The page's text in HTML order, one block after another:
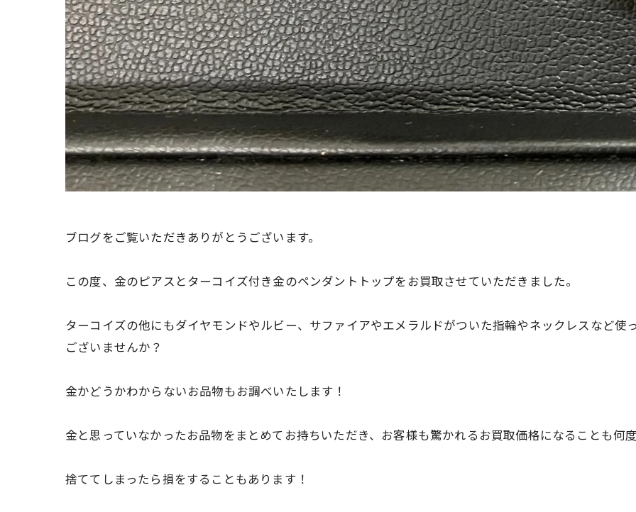
ブログをご覧いただきありがとうございます。
この度、金のピアスとターコイズ付き金のペンダントトップをお買取させていただきました。
ターコイズの他にもダイヤモンドやルビー、サファイアやエメラルドがついた指輪やネックレスなど使
ございませんか？
金かどうかわからないお品物もお調べいたします！
金と思っていなかったお品物をまとめてお持ちいただき、お客様も驚かれるお買取価格になることも何
捨ててしまったら損をすることもあります！